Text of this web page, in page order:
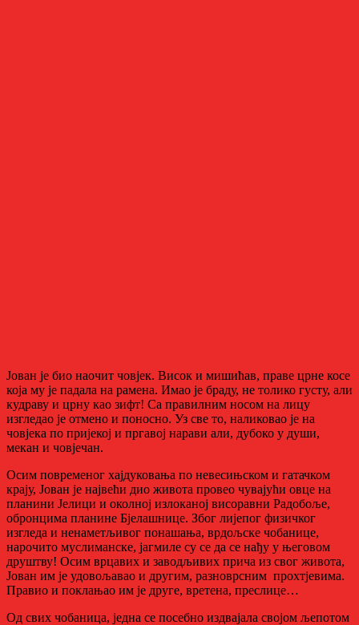
Јован је био наочит човјек. Висок и мишићав, праве црне косе
која му је падала на рамена. Имао је браду, не толико густу, али
кудраву и црну као зифт! Са правилним носом на лицу
изгледао је отмено и поносно. Уз све то, наликовао је на
човјека по пријекој и пргавој нарави али, дубоко у души,
мекан и човјечан.
Осим повременог хајдуковања по невесињском и гатачком
крају, Јован је највећи дио живота провео чувајући овце на
планини Јелици и околној излоканој висоравни Радобоље,
обронцима планине Бјелашнице. Због лијепог физичког
изгледа и ненаметљивог понашања, врдољске чобанице,
нарочито муслиманске, јагмиле су се да се нађу у његовом
друштву! Осим врцавих и заводљивих прича из свог живота,
Јован им је удовољавао и другим, разноврсним прохтјевима.
Правио и поклањао им је друге, вретена, преслице…
Од свих чобаница, једна се посебно издвајала својом љепотом